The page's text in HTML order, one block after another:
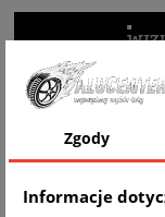
Zgody
Informacje